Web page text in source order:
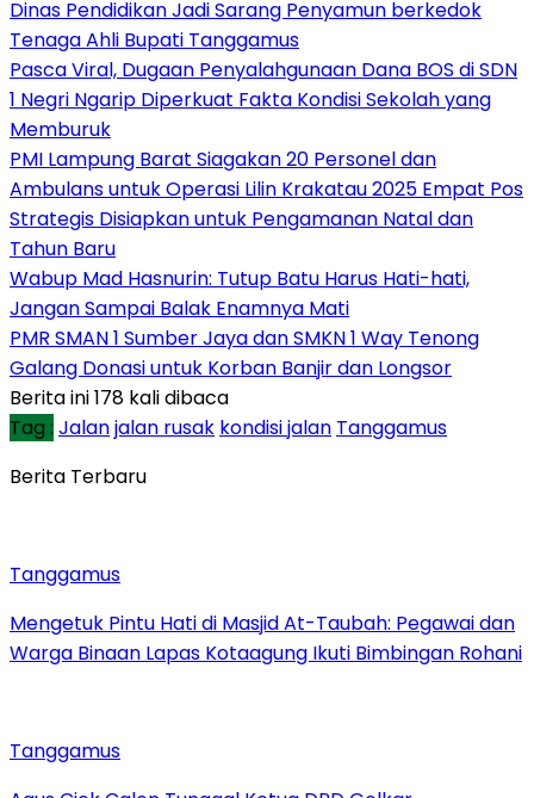
Dinas Pendidikan Jadi Sarang Penyamun berkedok
Tenaga Ahli Bupati Tanggamus
Pasca Viral, Dugaan Penyalahgunaan Dana BOS di SDN
1 Negri Ngarip Diperkuat Fakta Kondisi Sekolah yang
Memburuk
PMI Lampung Barat Siagakan 20 Personel dan
Ambulans untuk Operasi Lilin Krakatau 2025 Empat Pos
Strategis Disiapkan untuk Pengamanan Natal dan
Tahun Baru
Wabup Mad Hasnurin: Tutup Batu Harus Hati-hati,
Jangan Sampai Balak Enamnya Mati
PMR SMAN 1 Sumber Jaya dan SMKN 1 Way Tenong
Galang Donasi untuk Korban Banjir dan Longsor
Berita ini 178 kali dibaca
Tag : Jalanjalan rusak kondisi jalan Tanggamus
Berita Terbaru
Tanggamus
Mengetuk Pintu Hati di Masjid At-Taubah: Pegawai dan
Warga Binaan Lapas Kotaagung Ikuti Bimbingan Rohani
Tanggamus